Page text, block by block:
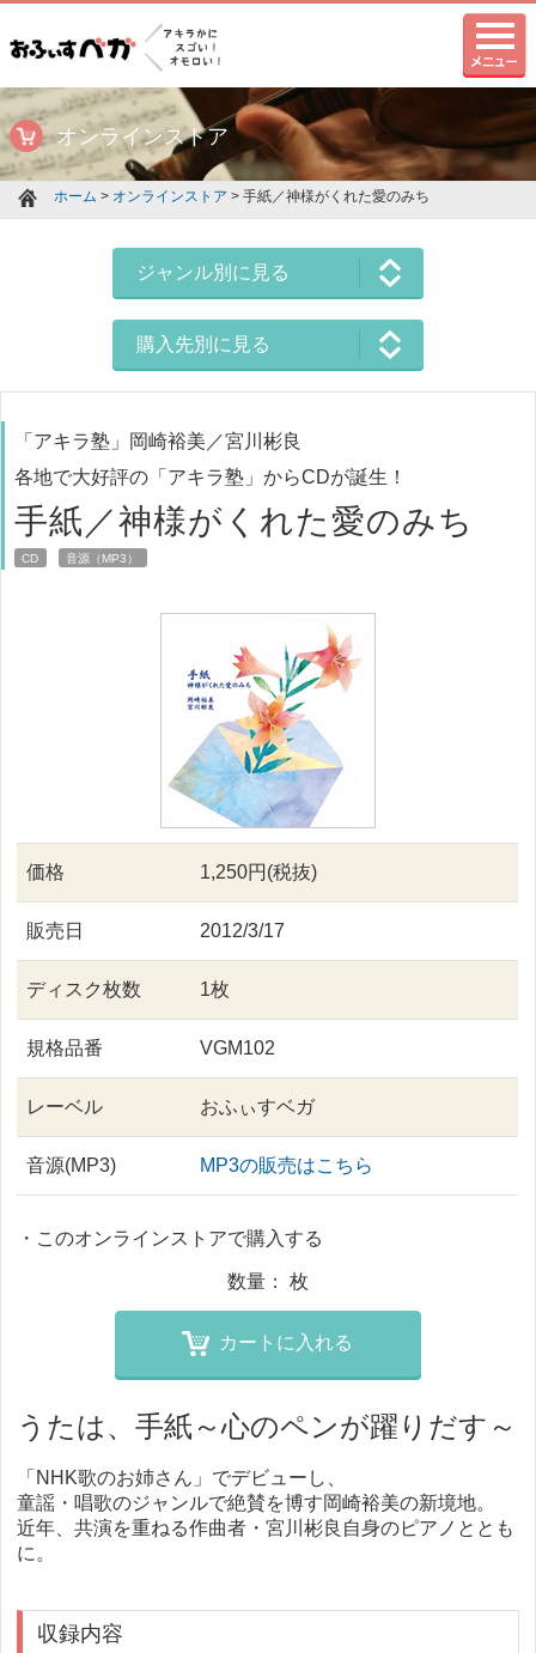
オンラインストア
ホーム > オンラインストア > 手紙／神様がくれた愛のみち
ジャンル別に見る
購入先別に見る
「アキラ塾」岡崎裕美／宮川彬良
各地で大好評の「アキラ塾」からCDが誕生！
手紙／神様がくれた愛のみち
CD 音源（MP3）
価格 1,250円(税抜)
販売日 2012/3/17
ディスク枚数 1枚
規格品番 VGM102
レーベル おふぃすベガ
音源(MP3) MP3の販売はこちら
・このオンラインストアで購入する
数量： 枚
カートに入れる
うたは、手紙～心のペンが躍りだす～
「NHK歌のお姉さん」でデビューし、
童謡・唱歌のジャンルで絶賛を博す岡崎裕美の新境地。
近年、共演を重ねる作曲者・宮川彬良自身のピアノととも
に。
収録内容